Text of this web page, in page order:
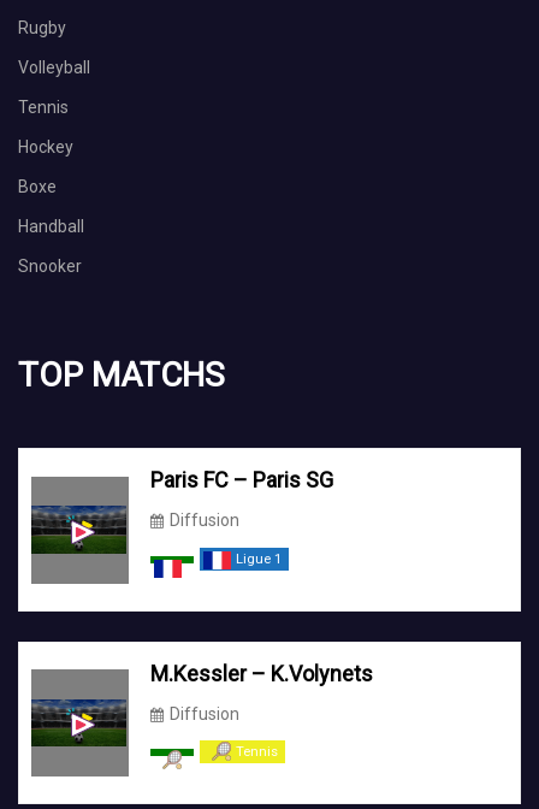
Rugby
Volleyball
Tennis
Hockey
Boxe
Handball
Snooker
TOP MATCHS
Paris FC – Paris SG
Diffusion
Ligue 1
M.Kessler – K.Volynets
Diffusion
Tennis